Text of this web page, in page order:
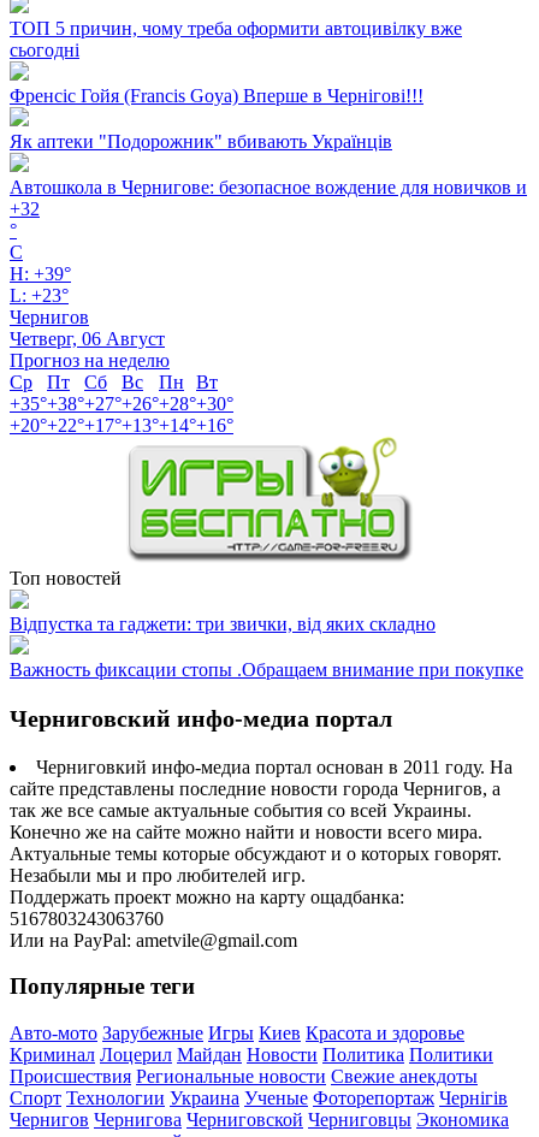
ТОП 5 причин, чому треба оформити автоцивілку вже
сьогодні
Френсіс Гойя (Francis Goya) Вперше в Чернігові!!!
Як аптеки "Подорожник" вбивають Українців
Автошкола в Чернигове: безопасное вождение для новичков и
+32
°
C
H: +39°
L: +23°
Чернигов
Четверг, 06 Август
Прогноз на неделю
Ср
Пт Сб Вс Пн
Вт
+35°+38°+27°+26°+28°+30°
+20°+22°+17°+13°+14°+16°
Топ новостей
Відпустка та гаджети: три звички, від яких складно
Важность фиксации стопы .Обращаем внимание при покупке
Черниговский инфо-медиа портал
Черниговкий инфо-медиа портал основан в 2011 году. На
сайте представлены последние новости города Чернигов, а
так же все самые актуальные события со всей Украины.
Конечно же на сайте можно найти и новости всего мира.
Актуальные темы которые обсуждают и о которых говорят.
Незабыли мы и про любителей игр.
Поддержать проект можно на карту ощадбанка:
5167803243063760
Или на PayPal: ametvile@gmail.com
Популярные теги
Авто-мото Зарубежные Игры Киев Красота и здоровье
Криминал Лоцерил Майдан Новости Политика Политики
Происшествия Региональные новости Свежие анекдоты
Спорт Технологии Украина Ученые Фоторепортаж Чернігів
Чернигов Чернигова Черниговской Черниговцы Экономика